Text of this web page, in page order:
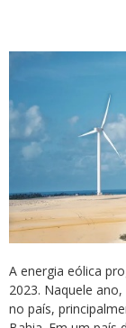
A energia eólica
2023. Naquele
no país,